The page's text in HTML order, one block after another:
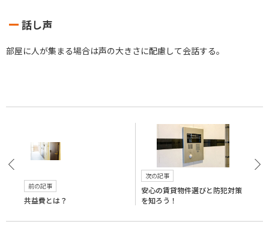
話し声
部屋に人が集まる場合は声の大きさに配慮して会話する。
前の記事
共益費とは？
次の記事
安心の賃貸物件選びと防犯対策
を知ろう！